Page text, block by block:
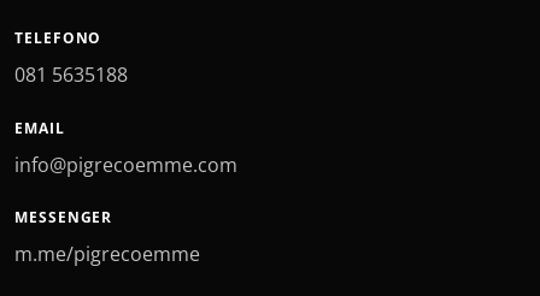
TELEFONO
081 5635188
EMAIL
info@pigrecoemme.com
MESSENGER
m.me/pigrecoemme